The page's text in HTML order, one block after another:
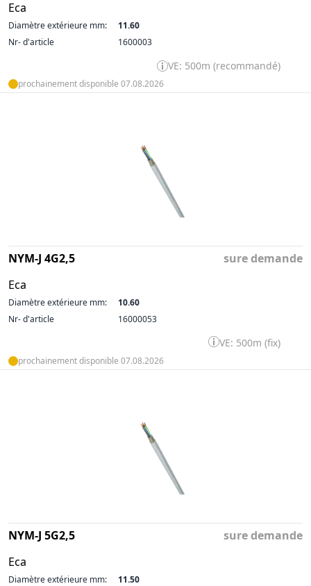
Eca
Diamètre extérieure mm:
11.60
Nr- d'article
1600003
VE: 500m (recommandé)
prochainement disponible 07.08.2026
NYM-J 4G2,5
Eca
sure demande
Diamètre extérieure mm:
10.60
Nr- d'article
16000053
VE: 500m (fix)
prochainement disponible 07.08.2026
NYM-J 5G2,5
Eca
sure demande
Diamètre extérieure mm:
11.50